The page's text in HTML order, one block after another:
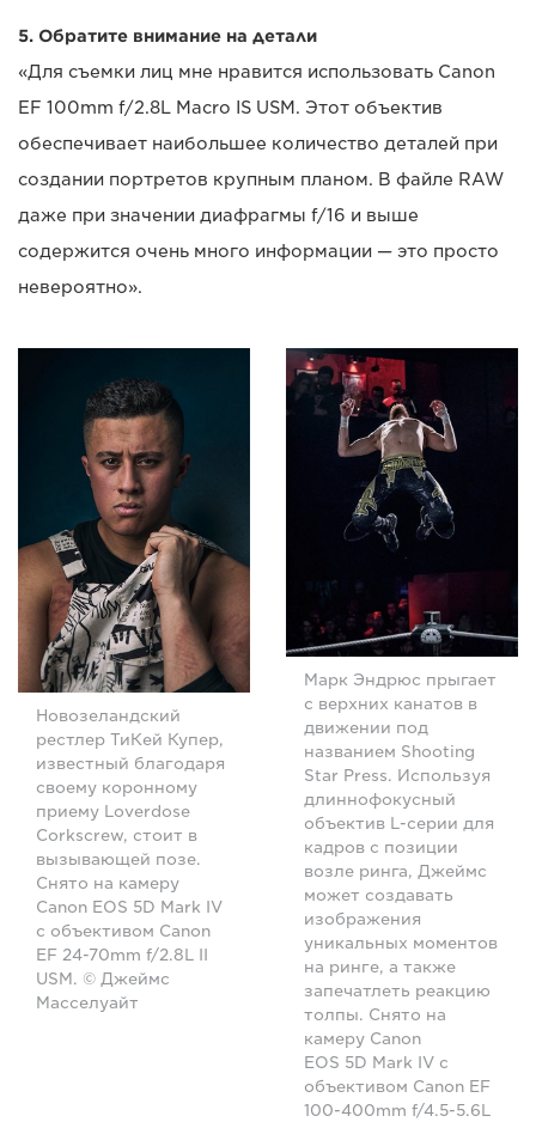
5. Обратите внимание на детали
«Для съемки лиц мне нравится использовать Canon
EF 100mm f/2.8L Macro IS USM. Этот объектив
обеспечивает наибольшее количество деталей при
создании портретов крупным планом. В файле RAW
даже при значении диафрагмы f/16 и выше
содержится очень много информации — это просто
невероятно».
Новозеландский
рестлер ТиКей Купер,
известный благодаря
своему коронному
приему Loverdose
Corkscrew, стоит в
вызывающей позе.
Снято на камеру
Canon EOS 5D Mark IV
с объективом Canon
EF 24-70mm f/2.8L II
USM. © Джеймс
Масселуайт
Марк Эндрюс прыгает
с верхних канатов в
движении под
названием Shooting
Star Press. Используя
длиннофокусный
объектив L-серии для
кадров с позиции
возле ринга, Джеймс
может создавать
изображения
уникальных моментов
на ринге, а также
запечатлеть реакцию
толпы. Снято на
камеру Canon
EOS 5D Mark IV с
объективом Canon EF
100-400mm f/4.5-5.6L